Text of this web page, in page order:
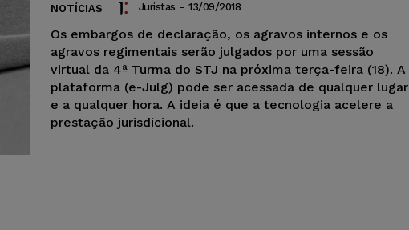
NOTÍCIAS Juristas - 13/09/2018
Os embargos de declaração, os agravos internos e os
agravos regimentais serão julgados por uma sessão
virtual da 4ª Turma do STJ na próxima terça-feira (18). A
plataforma (e-Julg) pode ser acessada de qualquer lugar
e a qualquer hora. A ideia é que a tecnologia acelere a
prestação jurisdicional.